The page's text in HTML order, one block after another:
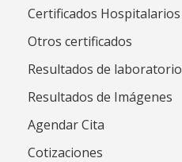
Certificados Hospitalarios
Otros certificados
Resultados de laboratorio
Resultados de Imágenes
Agendar Cita
Cotizaciones